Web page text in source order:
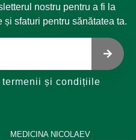
nostru pentru a fi la
sfaturi pentru sănătatea ta.
termenii și condițiile
MEDICINA NICOLAEV